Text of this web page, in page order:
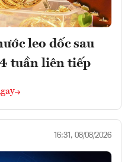
leo dốc sau
tuần liên tiếp
16:31, 08/08/2026